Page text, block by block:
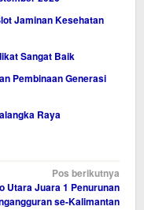
Jaminan Kesehatan
Sangat Baik
Pembinaan Generasi
Raya
Pos berikutnya
Utara Juara 1 Penurunan
se-Kalimantan